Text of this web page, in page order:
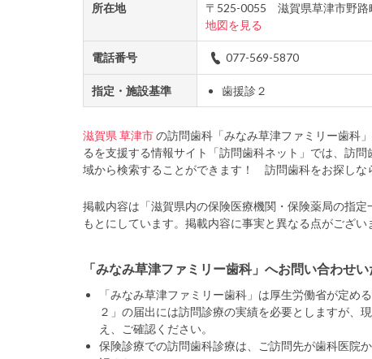
所在地
〒525-0055 滋賀県草津市野路
地図を見る
電話番号 077-569-5870
指定・施設基準 歯援診２
滋賀県 草津市の訪問歯科「みなみ草津ファミリー歯科
るを支援する情報サイト「訪問歯科ネット」では、訪
域から検索することができます！ 訪問歯科をお探しな
掲載内容は「滋賀県内の保険医療機関・保険薬局の指定
もとにしています。掲載内容に事実と異なる点がござい
「みなみ草津ファミリー歯科」へお問い合わせ
「みなみ草津ファミリー歯科」は厚生労働省が定
２」の届出には訪問診療の実績を必要としますが、
え、ご確認ください。
保険診療での訪問歯科診療は、ご訪問先が歯科医院